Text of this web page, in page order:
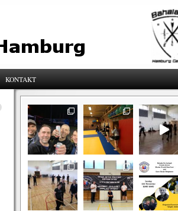
KONTAKT